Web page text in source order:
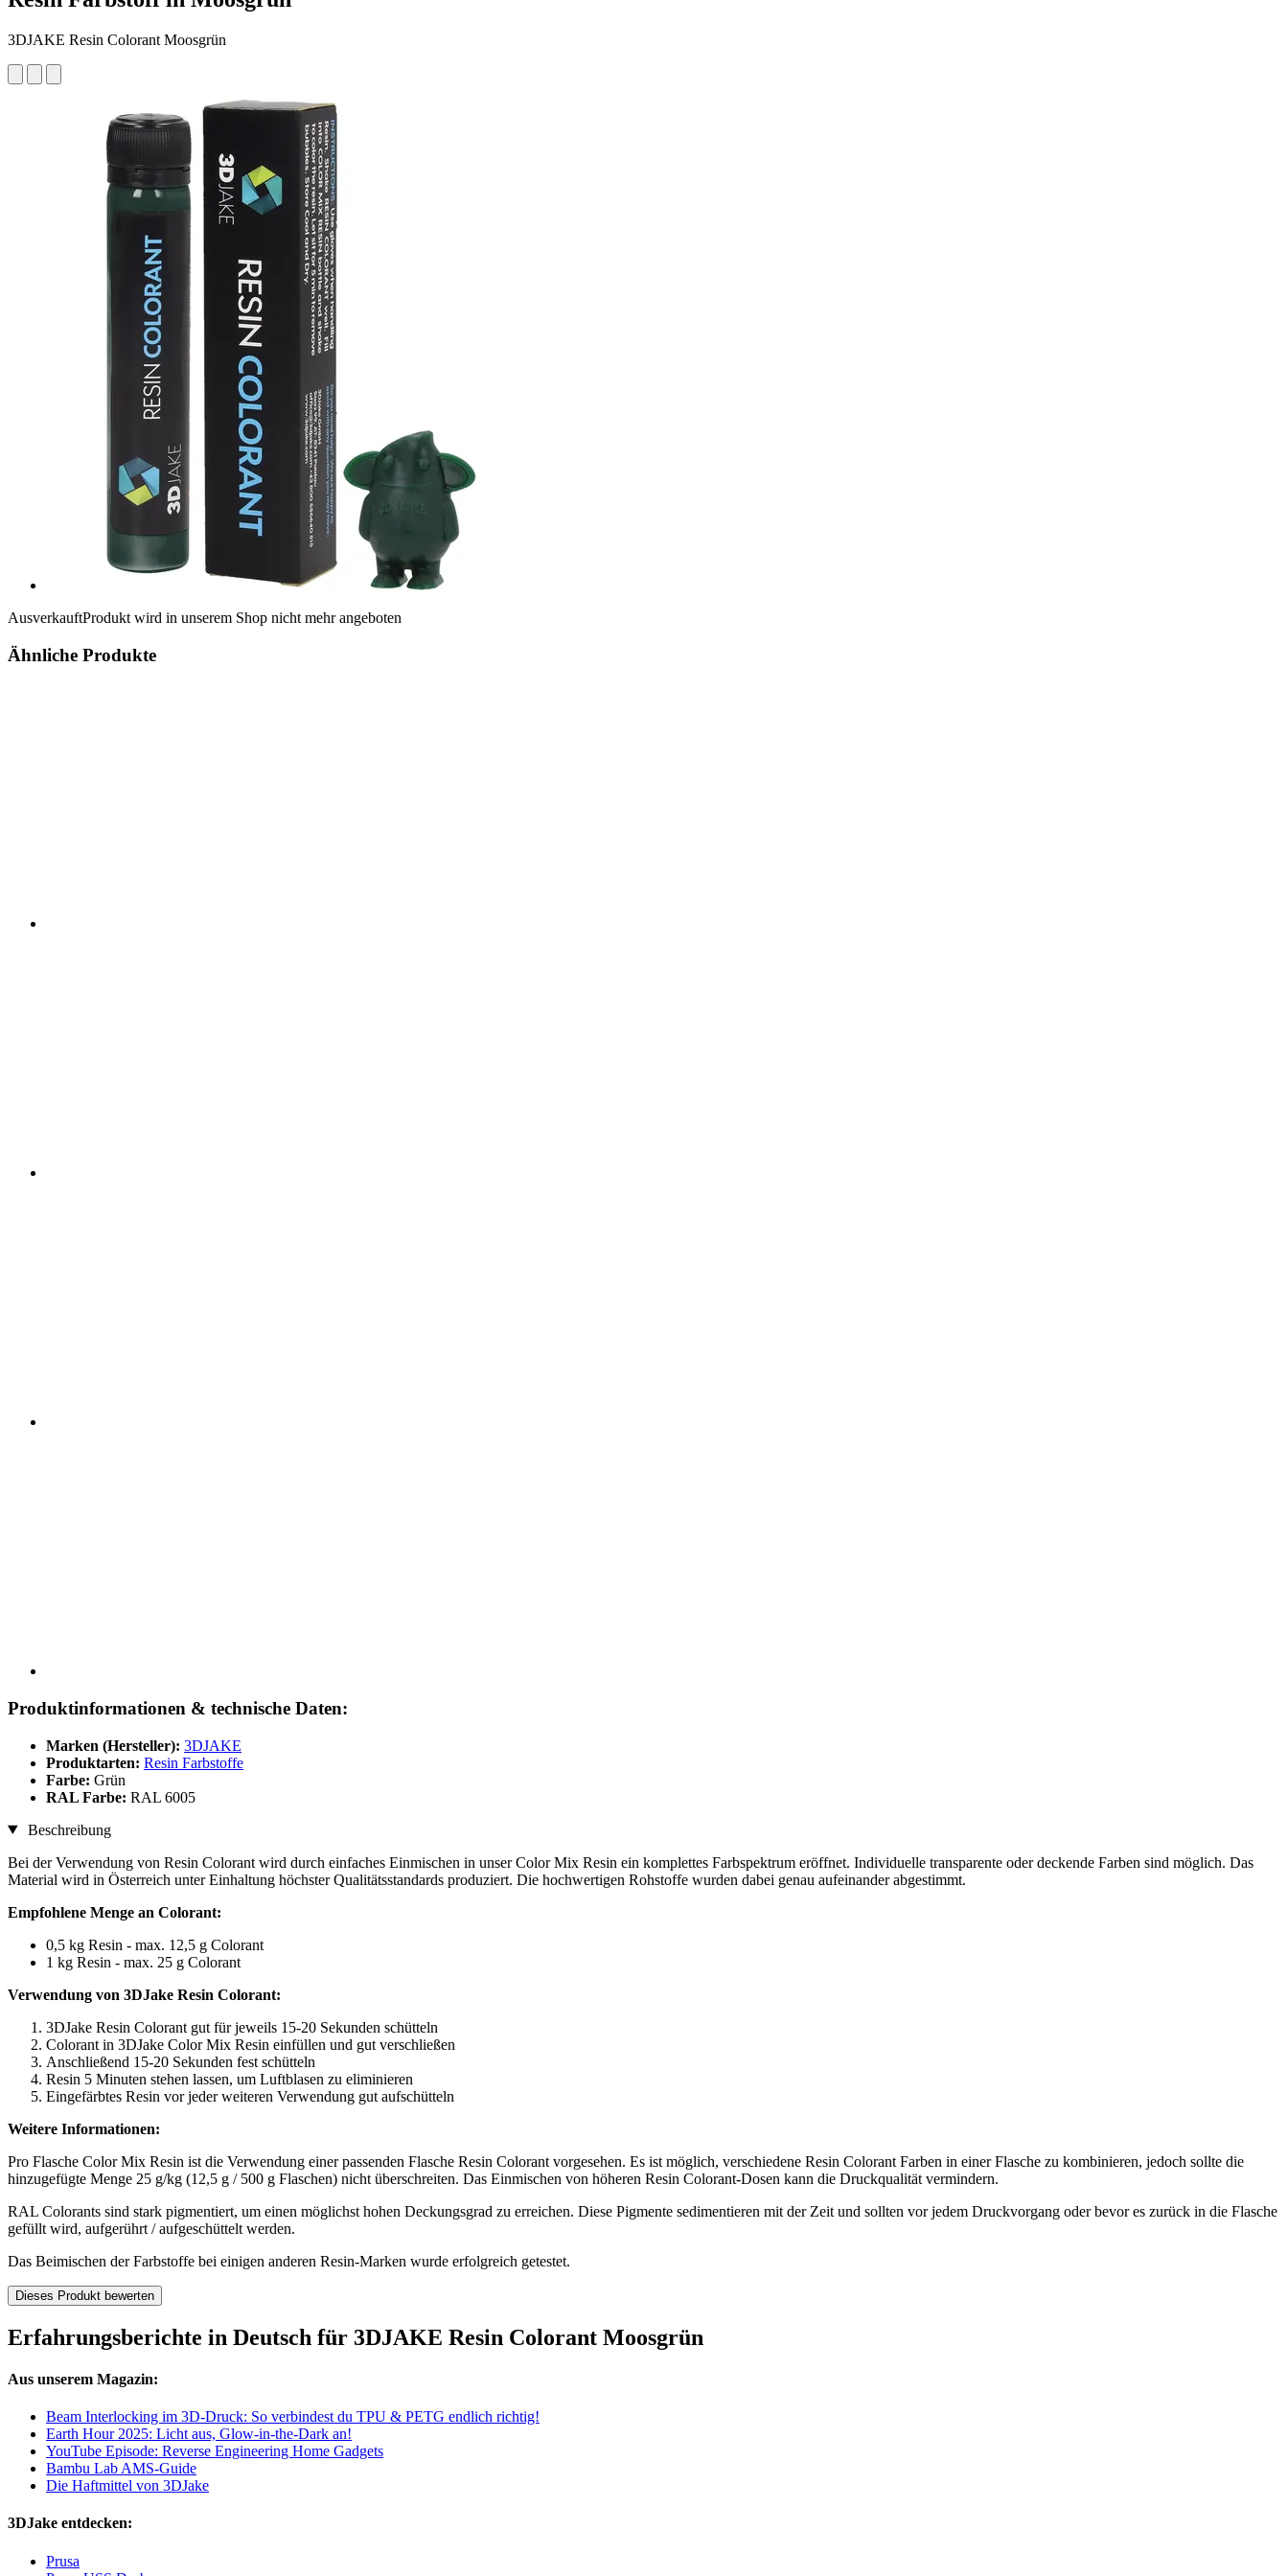
3DJAKE Resin Colorant Moosgrün
AusverkauftProdukt wird in unserem Shop nicht mehr angeboten
Ähnliche Produkte
Produktinformationen & technische Daten:
Marken (Hersteller): 3DJAKE
Produktarten: Resin Farbstoffe
Farbe: Grün
RAL Farbe: RAL 6005
Beschreibung
Bei der Verwendung von Resin Colorant wird durch einfaches Einmischen in unser Color Mix Resin ein komplettes Farbspektrum eröffnet. Individuelle transparente oder deckende Farben sind möglich. Das
Material wird in Österreich unter Einhaltung höchster Qualitätsstandards produziert. Die hochwertigen Rohstoffe wurden dabei genau aufeinander abgestimmt.
Empfohlene Menge an Colorant:
0,5 kg Resin - max. 12,5 g Colorant
1 kg Resin - max. 25 g Colorant
Verwendung von 3DJake Resin Colorant:
3DJake Resin Colorant gut für jeweils 15-20 Sekunden schütteln
Colorant in 3DJake Color Mix Resin einfüllen und gut verschließen
Anschließend 15-20 Sekunden fest schütteln
Resin 5 Minuten stehen lassen, um Luftblasen zu eliminieren
Eingefärbtes Resin vor jeder weiteren Verwendung gut aufschütteln
Weitere Informationen:
Pro Flasche Color Mix Resin ist die Verwendung einer passenden Flasche Resin Colorant vorgesehen. Es ist möglich, verschiedene Resin Colorant Farben in einer Flasche zu kombinieren, jedoch sollte die
hinzugefügte Menge 25 g/kg (12,5 g / 500 g Flaschen) nicht überschreiten. Das Einmischen von höheren Resin Colorant-Dosen kann die Druckqualität vermindern.
RAL Colorants sind stark pigmentiert, um einen möglichst hohen Deckungsgrad zu erreichen. Diese Pigmente sedimentieren mit der Zeit und sollten vor jedem Druckvorgang oder bevor es zurück in die Flasche
gefüllt wird, aufgerührt / aufgeschüttelt werden.
Das Beimischen der Farbstoffe bei einigen anderen Resin-Marken wurde erfolgreich getestet.
Dieses Produkt bewerten
Erfahrungsberichte in Deutsch für 3DJAKE Resin Colorant Moosgrün
Aus unserem Magazin:
Beam Interlocking im 3D-Druck: So verbindest du TPU & PETG endlich richtig!
Earth Hour 2025: Licht aus, Glow-in-the-Dark an!
YouTube Episode: Reverse Engineering Home Gadgets
Bambu Lab AMS-Guide
Die Haftmittel von 3DJake
3DJake entdecken:
Prusa